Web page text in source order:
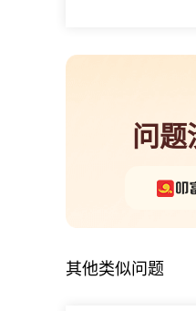
问题
其他类似问题